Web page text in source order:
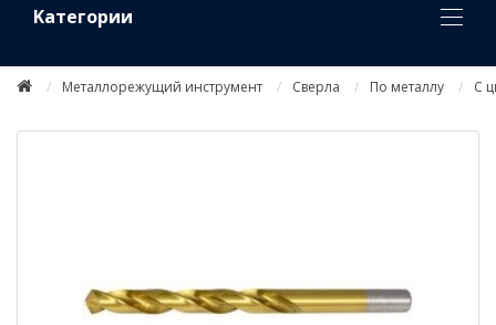
Kатегории
Металлорежущий инструмент Сверла По металлу С